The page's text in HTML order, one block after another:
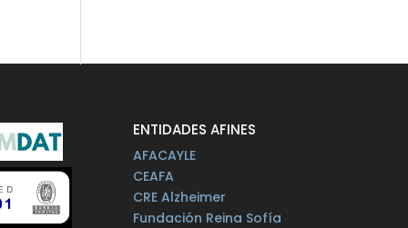
ENTIDADES AFINES
AFACAYLE
CEAFA
CRE Alzheimer
Fundación Reina Sofía